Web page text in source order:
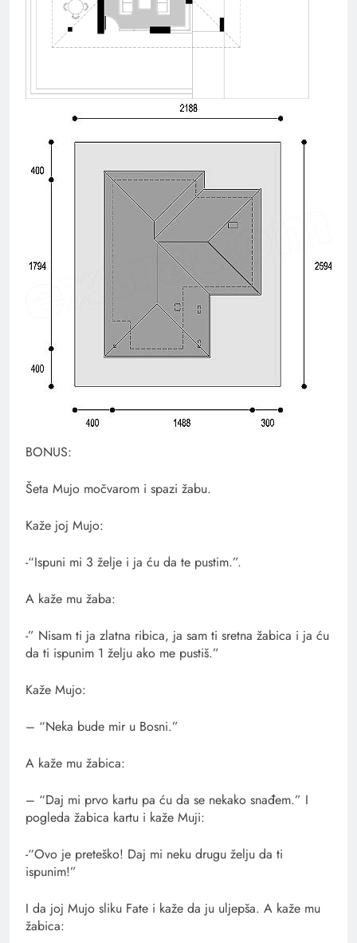
BONUS:
Šeta Mujo močvarom i spazi žabu.
Kaže joj Mujo:
-“Ispuni mi 3 želje i ja ću da te pustim.”.
A kaže mu žaba:
-” Nisam ti ja zlatna ribica, ja sam ti sretna žabica i ja ću
da ti ispunim 1 želju ako me pustiš.”
Kaže Mujo:
– “Neka bude mir u Bosni.”
A kaže mu žabica:
– “Daj mi prvo kartu pa ću da se nekako snađem.” I
pogleda žabica kartu i kaže Muji:
-“Ovo je preteško! Daj mi neku drugu želju da ti
ispunim!”
I da joj Mujo sliku Fate i kaže da ju uljepša. A kaže mu
žabica: